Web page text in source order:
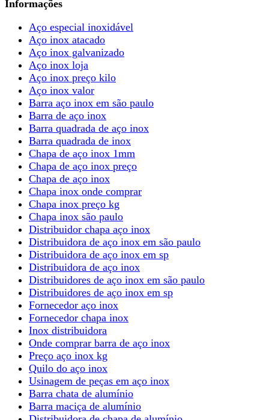
Informações
Aço especial inoxidável
Aço inox atacado
Aço inox galvanizado
Aço inox loja
Aço inox preço kilo
Aço inox valor
Barra aço inox em são paulo
Barra de aço inox
Barra quadrada de aço inox
Barra quadrada de inox
Chapa de aço inox 1mm
Chapa de aço inox preço
Chapa de aço inox
Chapa inox onde comprar
Chapa inox preço kg
Chapa inox são paulo
Distribuidor chapa aço inox
Distribuidora de aço inox em são paulo
Distribuidora de aço inox em sp
Distribuidora de aço inox
Distribuidores de aço inox em são paulo
Distribuidores de aço inox em sp
Fornecedor aço inox
Fornecedor chapa inox
Inox distribuidora
Onde comprar barra de aço inox
Preço aço inox kg
Quilo do aço inox
Usinagem de peças em aço inox
Barra chata de alumínio
Barra maciça de alumínio